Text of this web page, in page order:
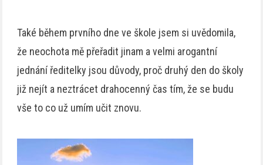
Také během prvního dne ve škole jsem si uvědomila,
že neochota mě přeřadit jinam a velmi arogantní
jednání ředitelky jsou důvody, proč druhý den do školy
již nejít a neztrácet drahocenný čas tím, že se budu
vše to co už umím učit znovu.